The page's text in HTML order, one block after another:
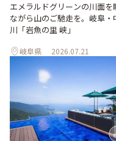
エメラルドグリーンの川面を
ながら山のご馳走を。岐阜・
川「岩魚の里 峡」
岐阜県 2026.07.21